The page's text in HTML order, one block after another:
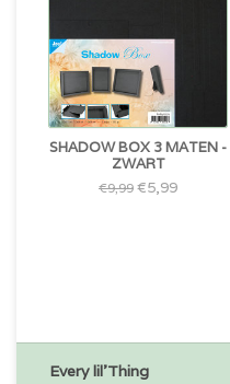
SHADOW BOX 3 MATEN -
ZWART
€9,99 €5,99
Every lil'Thing